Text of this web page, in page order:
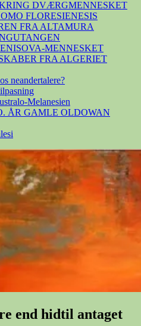
DVÆRGMENNESKET
FLORESIENESIS
FRA ALTAMURA
MENNESKET
FRA ALGERIET
neandertalere?
Melanesien
ÅR GAMLE OLDOWAN
end hidtil antaget